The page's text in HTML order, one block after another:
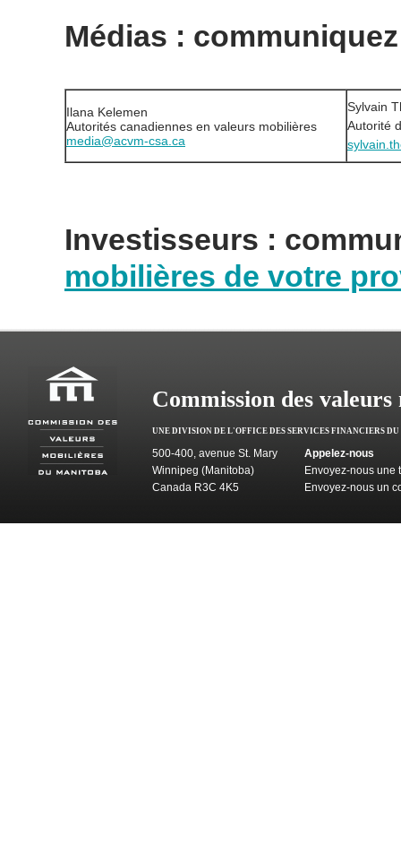
Médias :
Ilana Kelemen
Autorités canadiennes en valeurs mobilières
media@acvm-csa.ca
Sylvain
Autorité
Investisseurs :
mobilières de votre
Commission des
UNE DIVISION DE L'OFFICE DES SERVICES FINANCIERS
500-400, avenue St. Mary
Winnipeg (Manitoba)
Canada R3C 4K5
Appelez-nous
Envoyez-nous une
Envoyez-nous un